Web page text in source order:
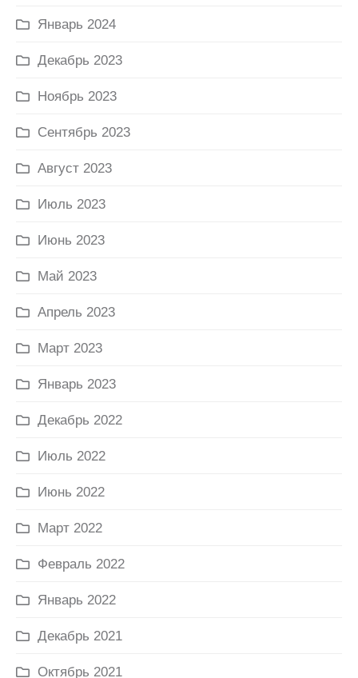
Январь 2024
Декабрь 2023
Ноябрь 2023
Сентябрь 2023
Август 2023
Июль 2023
Июнь 2023
Май 2023
Апрель 2023
Март 2023
Январь 2023
Декабрь 2022
Июль 2022
Июнь 2022
Март 2022
Февраль 2022
Январь 2022
Декабрь 2021
Октябрь 2021